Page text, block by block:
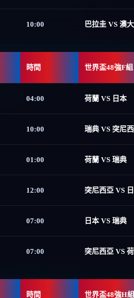
10:00 巴拉圭 VS 澳
時間 世界盃48強F組
04:00 荷蘭 VS 日本
10:00 瑞典 VS 突尼
01:00 荷蘭 VS 瑞典
12:00 突尼西亞 VS
07:00 日本 VS 瑞典
07:00 突尼西亞 VS
時間 世界盃48強H組